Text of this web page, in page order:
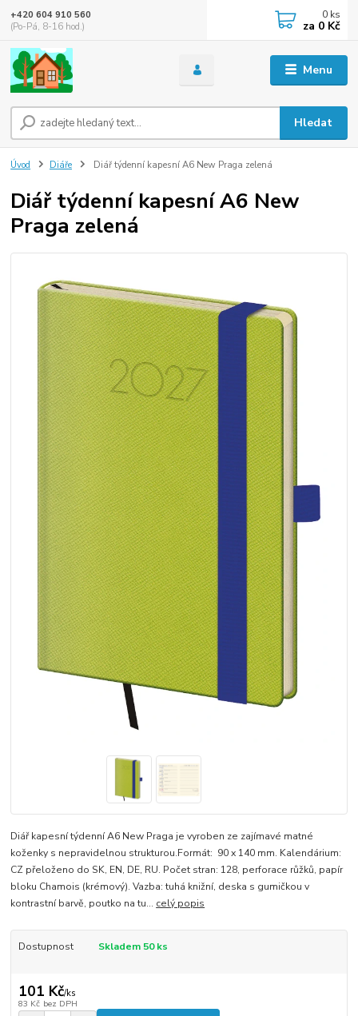
Menu
Hledat
+420 604 910 560
(Po-Pá, 8-16 hod.)
0 ks
za 0 Kč
Úvod Diáře Diář týdenní kapesní A6 New Praga zelená
Diář týdenní kapesní A6 New
Praga zelená
Diář kapesní týdenní A6 New Praga je vyroben ze zajímavé matné
koženky s nepravidelnou strukturou.Formát: 90 x 140 mm. Kalendárium:
CZ přeloženo do SK, EN, DE, RU. Počet stran: 128, perforace růžků, papír
bloku Chamois (krémový). Vazba: tuhá knižní, deska s gumičkou v
kontrastní barvě, poutko na tu... celý popis
Dostupnost Skladem 50 ks
101 Kč/ks
83 Kč bez DPH